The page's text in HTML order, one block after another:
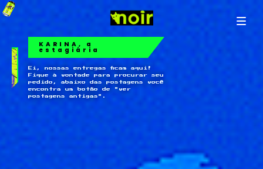
KARINA, a
estagiária
Ei, nossas entregas ficam aqui!
Fique à vontade para procurar seu
pedido, abaixo das postagens você
encontra um botão de "ver
postagens antigas".